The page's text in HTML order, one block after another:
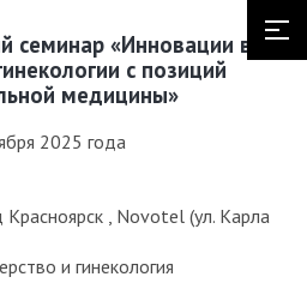
семинар «Инновации в
с позиций
медицины»
2025 года
, Novotel (ул. Карла
и гинекология